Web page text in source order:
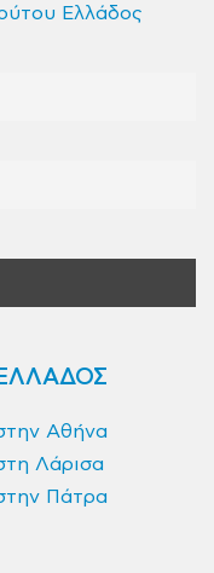
Ελλάδος
Αθήνα
Λάρισα
Πάτρα